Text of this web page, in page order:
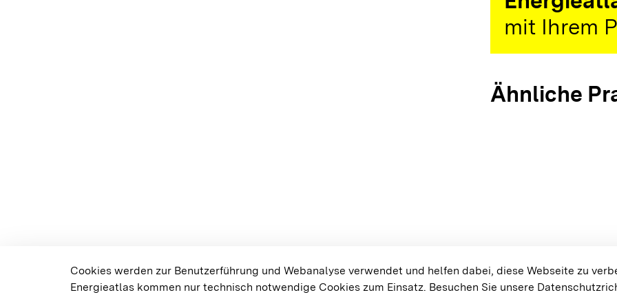
mit Ihrem
Ähnliche
Cookie-Einstellungen
Cookies werden zur Benutzerführung und Webanalyse verwendet und helfen dabei, diese Webseite zu
Energieatlas kommen nur technisch notwendige Cookies zum Einsatz. Besuchen Sie unsere